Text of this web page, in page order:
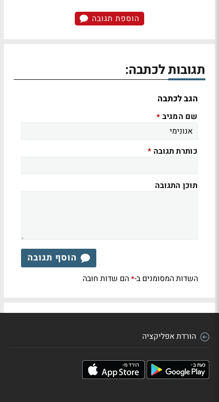
הוספת תגובה
תגובות לכתבה:
הגב לכתבה
שם המגיב *
כותרת תגובה *
תוכן התגובה
הוסף תגובה
השדות המסומנים ב-*הם שדות חובה
הורדת אפליקציה